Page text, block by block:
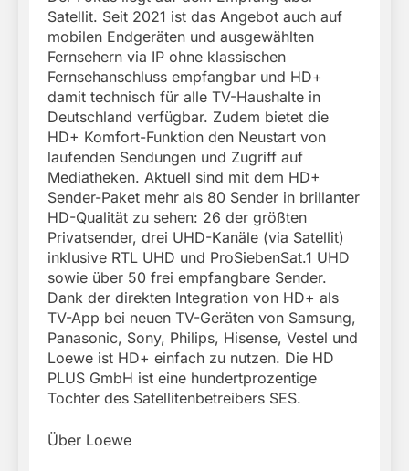
Satellit. Seit 2021 ist das Angebot auch auf
mobilen Endgeräten und ausgewählten
Fernsehern via IP ohne klassischen
Fernsehanschluss empfangbar und HD+
damit technisch für alle TV-Haushalte in
Deutschland verfügbar. Zudem bietet die
HD+ Komfort-Funktion den Neustart von
laufenden Sendungen und Zugriff auf
Mediatheken. Aktuell sind mit dem HD+
Sender-Paket mehr als 80 Sender in brillanter
HD-Qualität zu sehen: 26 der größten
Privatsender, drei UHD-Kanäle (via Satellit)
inklusive RTL UHD und ProSiebenSat.1 UHD
sowie über 50 frei empfangbare Sender.
Dank der direkten Integration von HD+ als
TV-App bei neuen TV-Geräten von Samsung,
Panasonic, Sony, Philips, Hisense, Vestel und
Loewe ist HD+ einfach zu nutzen. Die HD
PLUS GmbH ist eine hundertprozentige
Tochter des Satellitenbetreibers SES.
Über Loewe